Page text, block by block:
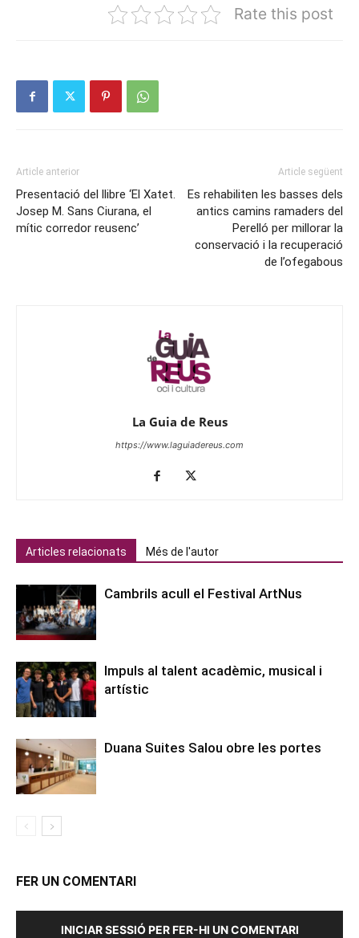
Rate this post
Article anterior
Presentació del llibre ‘El Xatet.
Josep M. Sans Ciurana, el
mític corredor reusenc’
Article següent
Es rehabiliten les basses dels
antics camins ramaders del
Perelló per millorar la
conservació i la recuperació
de l’ofegabous
La Guia de Reus
https://www.laguiadereus.com
Articles relacionats Més de l'autor
Cambrils acull el Festival ArtNus
Impuls al talent acadèmic, musical i
artístic
Duana Suites Salou obre les portes
FER UN COMENTARI
INICIAR SESSIÓ PER FER-HI UN COMENTARI